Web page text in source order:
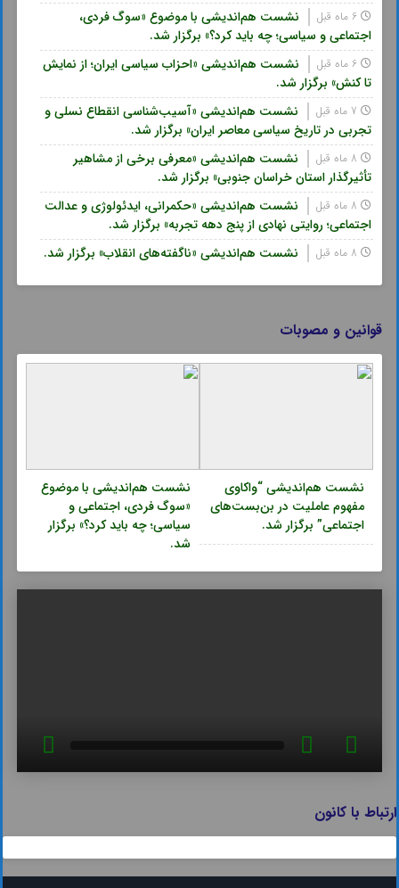
نشست هم‌اندیشی با موضوع «سوگ فردی،
اجتماعی و سیاسی؛ چه باید کرد؟» برگزار شد.
نشست هم‌اندیشی «احزاب سیاسی ایران؛ از نمایش
تا کنش» برگزار شد.
نشست هم‌اندیشی «آسیب‌شناسی انقطاع نسلی و
تجربی در تاریخ سیاسی معاصر ایران» برگزار شد.
نشست هم‌اندیشی «معرفی برخی از مشاهیر
تأثیرگذار استان خراسان جنوبی» برگزار شد.
نشست هم‌اندیشی «حکمرانی، ایدئولوژی و عدالت
اجتماعی؛ روایتی نهادی از پنج دهه تجربه» برگزار شد.
نشست هم‌اندیشی «ناگفته‌های انقلاب» برگزار شد.
قوانین و مصوبات
نشست هم‌اندیشی “واکاوی
مفهوم عاملیت در بن‌بست‌های
اجتماعی” برگزار شد.
نشست هم‌اندیشی با موضوع
«سوگ فردی، اجتماعی و
سیاسی؛ چه باید کرد؟» برگزار
شد.
ارتباط با کانون